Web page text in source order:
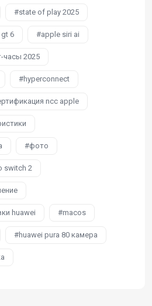
state of play 2025
gt 6 apple siri ai
часы 2025
hyperconnect
ncc apple
фото
switch 2
huawei macos
huawei pura 80 камера